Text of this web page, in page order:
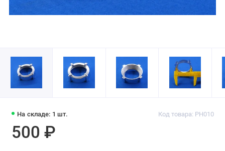
На складе: 1 шт. Код товара: PH010
500 ₽